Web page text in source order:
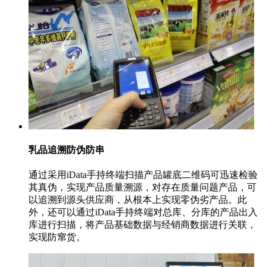
乳品追溯防伪防串
通过采用iData手持终端扫描产品罐底二维码可迅速检验
其真伪，实现产品质量溯源，对存在质量问题产品，可
以追溯到源头供应商，从根本上实现零伪劣产品。此
外，还可以通过iData手持终端对总库、分库的产品出入
库进行扫描，将产品基础数据与经销商数据进行关联，
实现防窜货。